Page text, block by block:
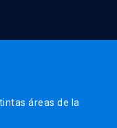
áreas de la